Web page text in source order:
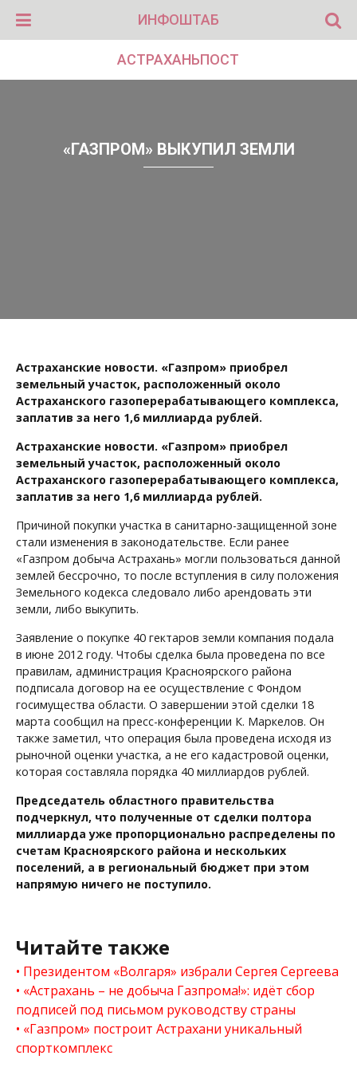
ИНФОШТАБ
АСТРАХАНЬПОСТ
«ГАЗПРОМ» ВЫКУПИЛ ЗЕМЛИ
Астраханские новости. «Газпром» приобрел
земельный участок, расположенный около
Астраханского газоперерабатывающего комплекса,
заплатив за него 1,6 миллиарда рублей.
Астраханские новости. «Газпром» приобрел
земельный участок, расположенный около
Астраханского газоперерабатывающего комплекса,
заплатив за него 1,6 миллиарда рублей.
Причиной покупки участка в санитарно-защищенной зоне
стали изменения в законодательстве. Если ранее
«Газпром добыча Астрахань» могли пользоваться данной
землей бессрочно, то после вступления в силу положения
Земельного кодекса следовало либо арендовать эти
земли, либо выкупить.
Заявление о покупке 40 гектаров земли компания подала
в июне 2012 году. Чтобы сделка была проведена по все
правилам, администрация Красноярского района
подписала договор на ее осуществление с Фондом
госимущества области. О завершении этой сделки 18
марта сообщил на пресс-конференции К. Маркелов. Он
также заметил, что операция была проведена исходя из
рыночной оценки участка, а не его кадастровой оценки,
которая составляла порядка 40 миллиардов рублей.
Председатель областного правительства
подчеркнул, что полученные от сделки полтора
миллиарда уже пропорционально распределены по
счетам Красноярского района и нескольких
поселений, а в региональный бюджет при этом
напрямую ничего не поступило.
Читайте также
Президентом «Волгаря» избрали Сергея Сергеева
«Астрахань – не добыча Газпрома!»: идёт сбор
подписей под письмом руководству страны
«Газпром» построит Астрахани уникальный
спорткомплекс